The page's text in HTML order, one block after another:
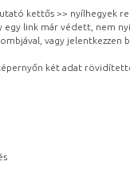
kettős >> nyílhegyek
link már védett, nem
vagy
két adat